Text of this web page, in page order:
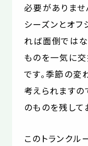
必要がありま
シーズンとオ
れば面倒ではな
ものを一気に
です。季節の変
考えられますの
のものを残して
このトランクル